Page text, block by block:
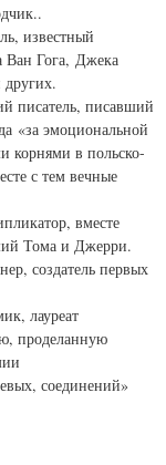
известный
Ван Гога, Джека
писатель, писавший
«за эмоциональной
корнями в польско-
с тем вечные
вместе
Тома и Джерри.
создатель первых
лауреат
проделанную
соединений»